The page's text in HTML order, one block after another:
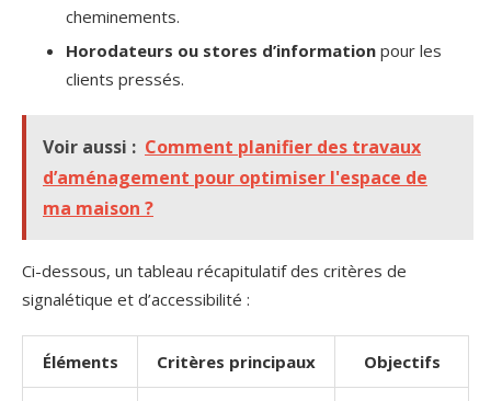
cheminements.
Horodateurs ou stores d’information pour les
clients pressés.
Voir aussi : Comment planifier des travaux
d’aménagement pour optimiser l'espace de
ma maison ?
Ci-dessous, un tableau récapitulatif des critères de
signalétique et d’accessibilité :
Éléments Critères principaux Objectifs